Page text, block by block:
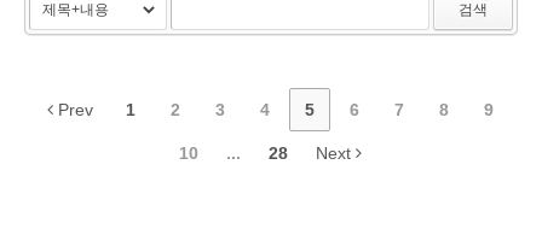
검색
Prev 1 2 3 4 5 6 7 8 9
10 ... 28 Next